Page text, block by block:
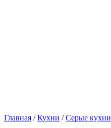
Главная /Кухни /Серые кухни